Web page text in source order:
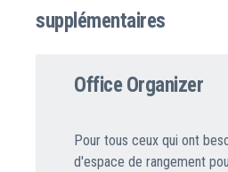
supplémentaires
Office Organizer
Pour tous ceux qui ont
d'espace de rangement